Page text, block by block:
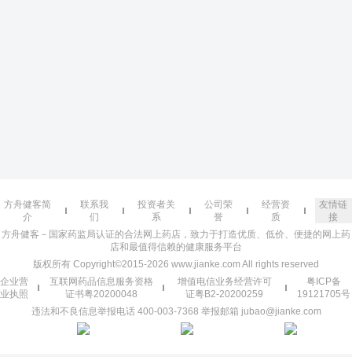
方舟健客简
介
联系我
们
投资者关
系
公司荣
誉
经营资
质
友情链
接
方舟健客－国家药监局认证的合法网上药店，致力于打造优质、低价、便捷的网上药
店和最值得信赖的健康服务平台
版权所有 Copyright©2015-2026 www.jianke.com All rights reserved
企业营
业执照
互联网药品信息服务资格
证书粤20200048
增值电信业务经营许可
证粤B2-20200259
粤ICP备
19121705号
违法和不良信息举报电话 400-003-7368 举报邮箱 jubao@jianke.com